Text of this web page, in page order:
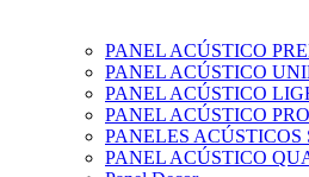
PANEL ACÚSTICO
PANEL ACÚSTICO
PANEL ACÚSTICO
PANEL ACÚSTICO
PANELES
PANEL ACÚSTICO